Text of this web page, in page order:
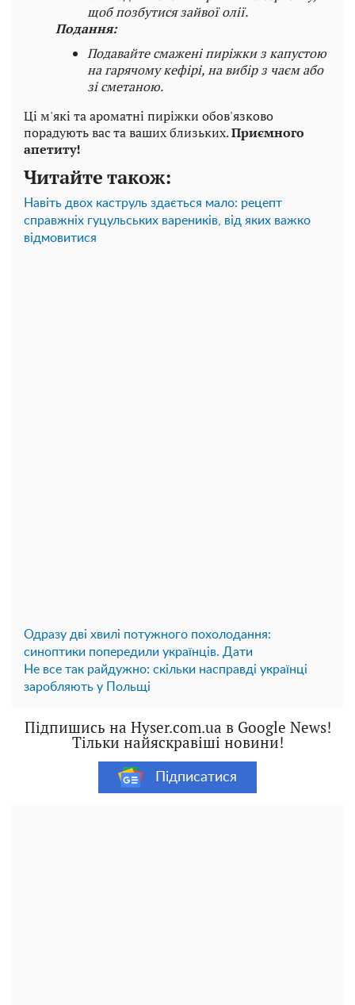
щоб позбутися зайвої олії.
Подання:
Подавайте смажені пиріжки з капустою
на гарячому кефірі, на вибір з чаєм або
зі сметаною.
Ці м'які та ароматні пиріжки обов'язково
порадують вас та ваших близьких.Приємного
апетиту!
Читайте також:
Навіть двох каструль здається мало: рецепт
справжніх гуцульських вареників, від яких важко
відмовитися
Одразу дві хвилі потужного похолодання:
синоптики попередили українців. Дати
Не все так райдужно: скільки насправді українці
заробляють у Польщі
Підпишись на Hyser.com.ua в Google News!
Тільки найяскравіші новини!
Підписатися